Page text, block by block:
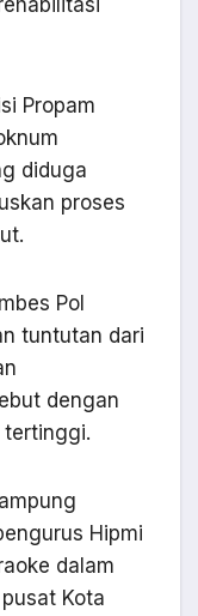
Propam
diduga
proses
Pol
tuntutan dari
dengan
tertinggi.
Hipmi
dalam
Kota